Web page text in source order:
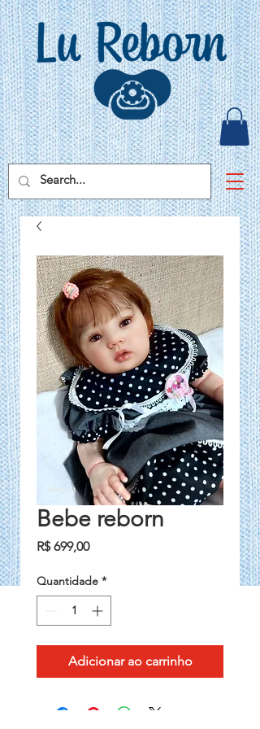
Bebe reborn
R$ 699,00Preço
Quantidade *
Adicionar ao carrinho